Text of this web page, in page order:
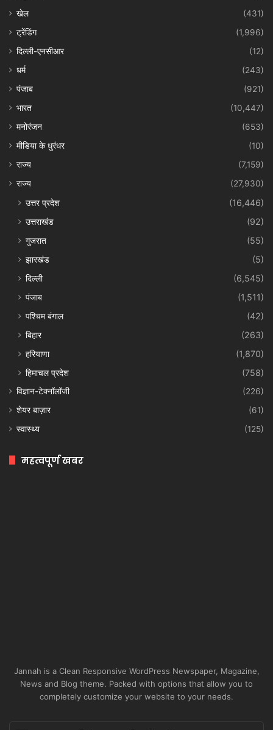
खेल
(431)
ट्रेंडिंग
(1,996)
दिल्ली-एनसीआर
(12)
धर्म
(243)
पंजाब
(921)
भारत
(10,447)
मनोरंजन
(653)
मीडिया के धुरंधर
(10)
राज्य
(7,159)
राज्य
(27,930)
उत्तर प्रदेश
(16,446)
उत्तराखंड
(92)
गुजरात
(55)
झारखंड
(5)
दिल्ली
(6,545)
पंजाब
(1,511)
पश्चिम बंगाल
(42)
बिहार
(263)
हरियाणा
(1,870)
हिमाचल प्रदेश
(758)
विज्ञान-टेक्नॉलॉजी
(226)
शेयर बाज़ार
(61)
स्वास्थ्य
(125)
महत्वपूर्ण खबर
Jannah is a Clean Responsive WordPress Newspaper, Magazine,
News and Blog theme. Packed with options that allow you to
completely customize your website to your needs.